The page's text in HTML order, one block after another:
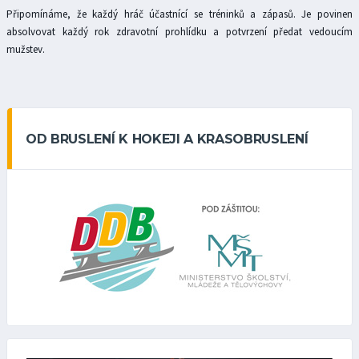
Připomínáme, že každý hráč účastnící se tréninků a zápasů. Je povinen
absolvovat každý rok zdravotní prohlídku a potvrzení předat vedoucím
mužstev.
OD BRUSLENÍ K HOKEJI A KRASOBRUSLENÍ